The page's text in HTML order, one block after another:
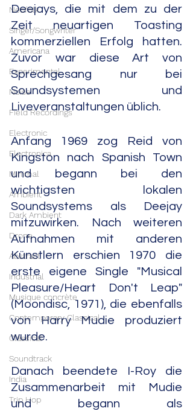
Neofolk
Singer/Songwriter
Americana
Experimental
Noise
Field Recordings
Electronic
Electronica
Minimal
Ambient
Dark Ambient
Drone
Abstract
Industrial
Musique concrète
Contemporary Classical
Classical
Soundtrack
India
Trip Hop
Deejays, die mit dem zu der
Zeit neuartigen Toasting
kommerziellen Erfolg hatten.
Zuvor war diese Art von
Sprechgesang nur bei
Soundsystemen und
Liveveranstaltungen üblich.
Anfang 1969 zog Reid von
Kingston nach Spanish Town
und begann bei den
wichtigsten lokalen
Soundsystems als Deejay
mitzuwirken. Nach weiteren
Aufnahmen mit anderen
Künstlern erschien 1970 die
erste eigene Single "Musical
Pleasure/Heart Don't Leap"
(Moondisc, 1971), die ebenfalls
von Harry Mudie produziert
wurde.
Danach beendete I-Roy die
Zusammenarbeit mit Mudie
und begann als